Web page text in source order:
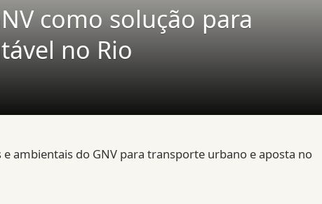
como solução para
no Rio
ambientais do GNV para transporte urbano e aposta no